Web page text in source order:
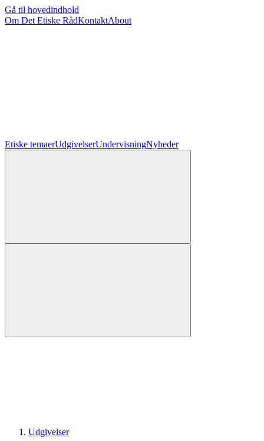
Gå til hovedindhold
Om Det Etiske RådKontaktAbout
Etiske temaerUdgivelserUndervisningNyheder
Udgivelser